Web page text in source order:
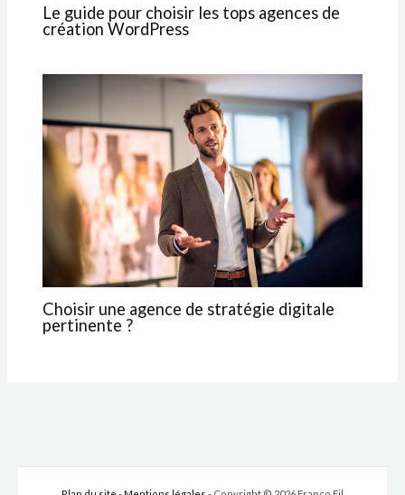
Le guide pour choisir les tops agences de
création WordPress
Choisir une agence de stratégie digitale
pertinente ?